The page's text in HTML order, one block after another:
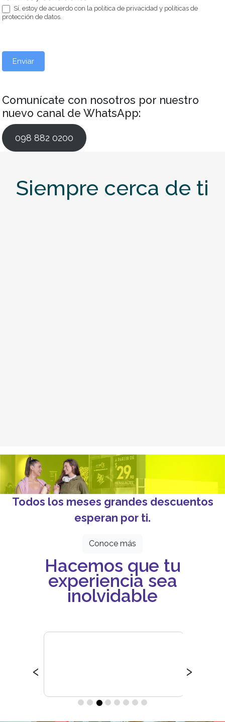
a
s
Sí, estoy de acuerdo con la política de privacidad y políticas de
protección de datos.
Enviar
a
o
n
l
a
c
o
Comunícate con nosotros por nuestro
nuevo canal de WhatsApp:
098 882 0200
Siempre cerca de ti
Todos los meses grandes descuentos
esperan por ti.
Conoce más
Hacemos que tu
experiencia sea
inolvidable
‹ ›